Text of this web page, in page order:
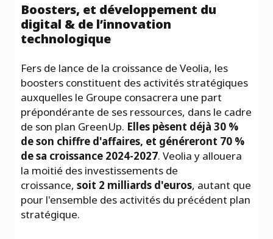
Boosters, et développement du
digital & de l’innovation
technologique
Fers de lance de la croissance de Veolia, les
boosters constituent des activités stratégiques
auxquelles le Groupe consacrera une part
prépondérante de ses ressources, dans le cadre
de son plan GreenUp. Elles pèsent déjà 30 %
de son chiffre d'affaires, et généreront 70 %
de sa croissance 2024-2027. Veolia y allouera
la moitié des investissements de
croissance, soit 2 milliards d'euros, autant que
pour l'ensemble des activités du précédent plan
stratégique.